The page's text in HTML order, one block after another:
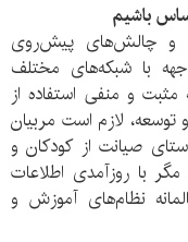
باشیم
و چالش‌های پیش‌روی
با شبکه‌های مختلف
و منفی استفاده از
لازم است مربیان
صیانت از کودکان و
با روزآمدی اطلاعات
نظام‌های آموزش‌ و